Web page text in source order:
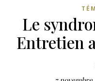
Le
Entretien